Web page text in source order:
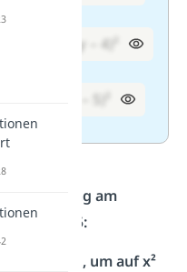
(5y – 4)²
Lösung am
– 10x + 25:
quadriert, um auf x²